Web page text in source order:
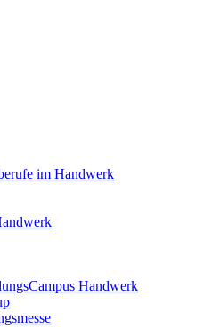
im Handwerk
Handwerk